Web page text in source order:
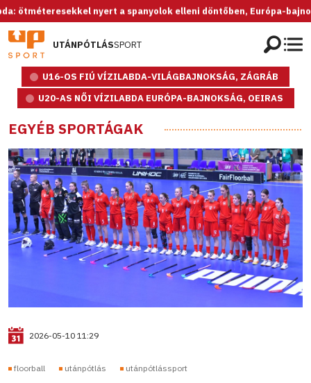
nyert a spanyolok elleni döntőben, Európa-bajnok az
UTÁNPÓTLÁSSPORT
U16-OS FIÚ VÍZILABDA-VILÁGBAJNOKSÁG, ZÁGRÁB
U20-AS NŐI VÍZILABDA EURÓPA-BAJNOKSÁG, OEIRAS
EGYÉB SPORTÁGAK
2026-05-10 11:29
floorball utánpótlás utánpótlássport